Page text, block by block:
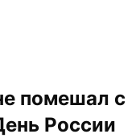
помешал с
России